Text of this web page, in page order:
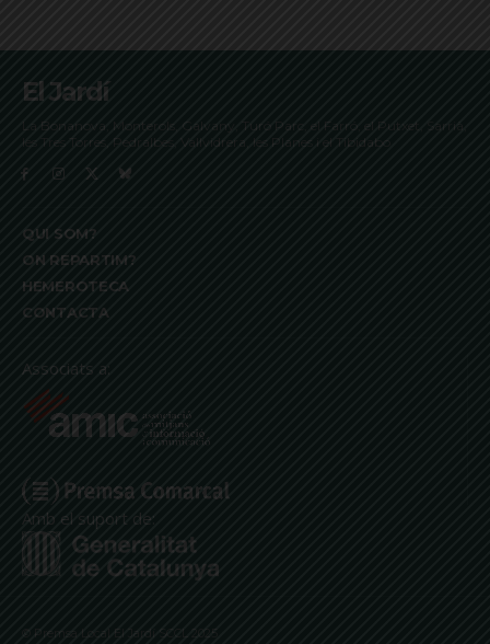
El Jardí
La Bonanova, Monterols, Galvany, Turó Parc, el Farró, el Putxet, Sarrià,
les Tres Torres, Pedralbes, Vallvidrera, les Planes i el Tibidabo
QUI SOM?
ON REPARTIM?
HEMEROTECA
CONTACTA
Associats a:
Amb el suport de:
© Premsa Local El Jardí SCCL 2025